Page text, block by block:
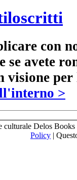
con
se avete
visione
>
Delos
Policy |